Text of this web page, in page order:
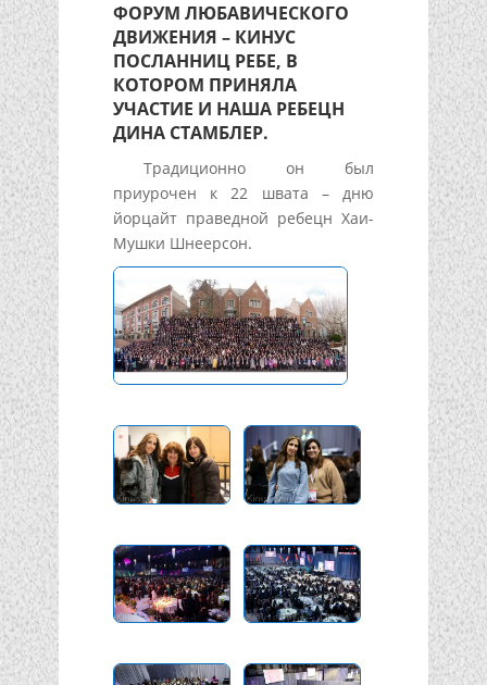
ФОРУМ ЛЮБАВИЧЕСКОГО
ДВИЖЕНИЯ – КИНУС
ПОСЛАННИЦ РЕБЕ, В
КОТОРОМ ПРИНЯЛА
УЧАСТИЕ И НАША РЕБЕЦН
ДИНА СТАМБЛЕР.
Традиционно он был
приурочен к 22 швата – дню
йорцайт праведной ребецн Хаи-
Мушки Шнеерсон.